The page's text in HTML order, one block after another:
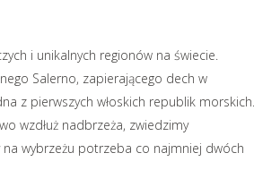
i unikalnych regionów na świecie.
Salerno, zapierającego dech w
z pierwszych włoskich republik morskich.
wzdłuż nadbrzeża, zwiedzimy
wybrzeżu potrzeba co najmniej dwóch